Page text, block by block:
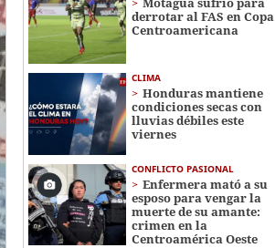
derrotar al FAS en Copa
Centroamericana
CLIMA
Honduras mantiene
condiciones secas con
lluvias débiles este
viernes
CONFLICTO PASIONAL
Enfermera mató a su
esposo para vengar la
muerte de su amante:
crimen en la
Centroamérica Oeste